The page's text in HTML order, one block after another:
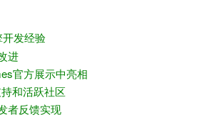
开发经验
进
官方展示中亮相
和活跃社区
者反馈实现